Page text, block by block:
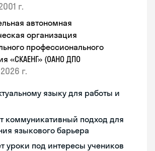
г.
автономная
организация
профессионального
«СКАЕНГ» (ОАНО ДПО
2026 г.
языку для работы и
коммуникативный подход для
языкового барьера
уроки под интересы учеников